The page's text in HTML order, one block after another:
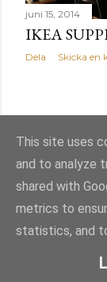
juni 15, 2014
IKEA
Dela Skicka en
This site uses
and to analyze
shared with
metrics to
statistics, and